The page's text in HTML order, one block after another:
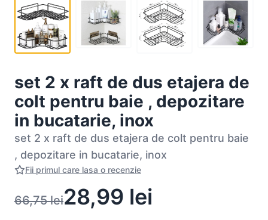
set 2 x raft de dus etajera de
colt pentru baie , depozitare
in bucatarie, inox
set 2 x raft de dus etajera de colt pentru baie
, depozitare in bucatarie, inox
Fii primul care lasa o recenzie
66,75lei28,99 lei